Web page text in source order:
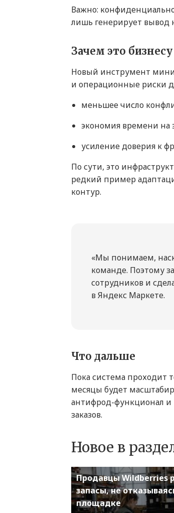
Важно:
лишь генерирует вывод
Зачем это бизнесу
Новый инструмент
и операционные риски
меньшее число
экономия времени на
усиление доверия к
По сути, это
редкий пример
контур.
«Мы понимаем,
команде. Поэтому
сотрудников и
в Яндекс Маркете.
Что дальше
Пока система проходит
месяцы будет
антифрод-функционал и
заказов.
Новое в
Продавцы Wildberries
запасы, не
площадке